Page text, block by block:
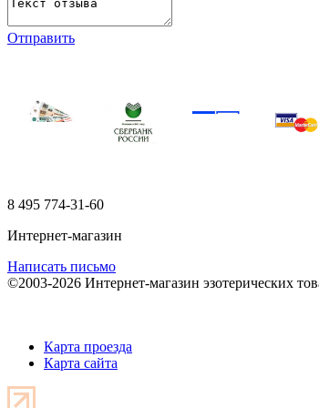
Отправить
8 495 774-31-60
Интернет-магазин
Написать письмо
©2003-2026 Интернет-магазин эзотерических
Карта проезда
Карта сайта